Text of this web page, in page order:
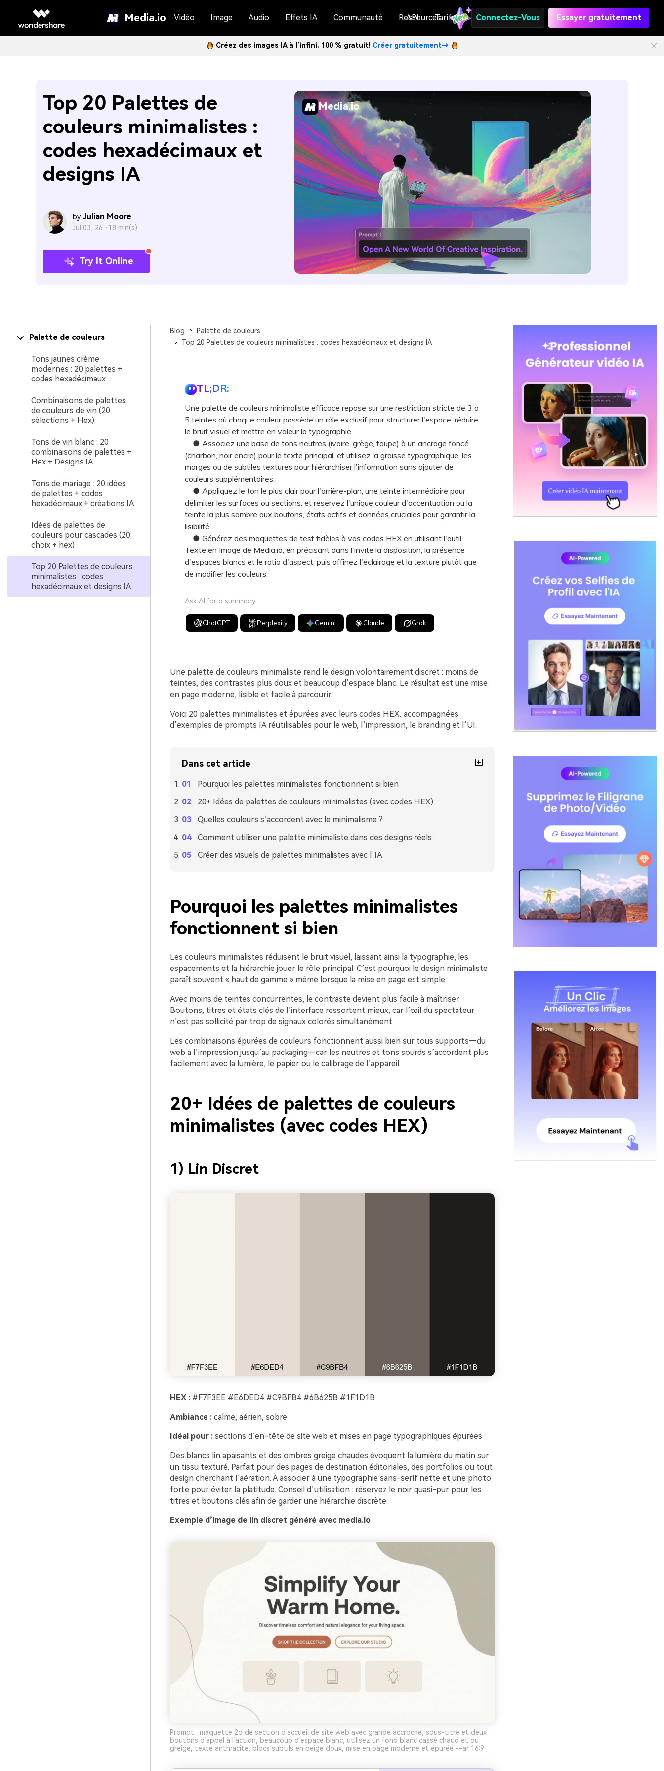
Media.io Vidéo Image Audio Effets IA Communauté Ressources
API Tarifs Connectez-Vous Essayer gratuitement
Créez des images IA à l’infini. 100 % gratuit! Créer gratuitement→
Top 20 Palettes de
couleurs minimalistes :
codes hexadécimaux et
designs IA
by Julian Moore
Jul 03, 26 · 18 min(s)
Try It Online
Media.io
Palette de couleurs
Tons jaunes crème
modernes : 20 palettes +
codes hexadécimaux
Combinaisons de palettes
de couleurs de vin (20
sélections + Hex)
Tons de vin blanc : 20
combinaisons de palettes +
Hex + Designs IA
Tons de mariage : 20 idées
de palettes + codes
hexadécimaux + créations IA
Idées de palettes de
couleurs pour cascades (20
choix + hex)
Top 20 Palettes de couleurs
minimalistes : codes
hexadécimaux et designs IA
Blog
Palette de couleurs
Top 20 Palettes de couleurs minimalistes : codes hexadécimaux et designs IA
TL;DR:
Une palette de couleurs minimaliste efficace repose sur une restriction stricte de 3 à
5 teintes où chaque couleur possède un rôle exclusif pour structurer l'espace, réduire
le bruit visuel et mettre en valeur la typographie.
● Associez une base de tons neutres (ivoire, grège, taupe) à un ancrage foncé
(charbon, noir encre) pour le texte principal, et utilisez la graisse typographique, les
marges ou de subtiles textures pour hiérarchiser l'information sans ajouter de
couleurs supplémentaires.
● Appliquez le ton le plus clair pour l'arrière-plan, une teinte intermédiaire pour
délimiter les surfaces ou sections, et réservez l'unique couleur d'accentuation ou la
teinte la plus sombre aux boutons, états actifs et données cruciales pour garantir la
lisibilité.
● Générez des maquettes de test fidèles à vos codes HEX en utilisant l'outil
Texte en Image de Media.io, en précisant dans l'invite la disposition, la présence
d'espaces blancs et le ratio d'aspect, puis affinez l'éclairage et la texture plutôt que
de modifier les couleurs.
Ask AI for a summary
ChatGPT Perplexity Gemini Claude Grok
Une palette de couleurs minimaliste rend le design volontairement discret : moins de
teintes, des contrastes plus doux et beaucoup d’espace blanc. Le résultat est une mise
en page moderne, lisible et facile à parcourir.
Voici 20 palettes minimalistes et épurées avec leurs codes HEX, accompagnées
d’exemples de prompts IA réutilisables pour le web, l’impression, le branding et l’UI.
Dans cet article
Pourquoi les palettes minimalistes fonctionnent si bien
20+ Idées de palettes de couleurs minimalistes (avec codes HEX)
Quelles couleurs s’accordent avec le minimalisme ?
Comment utiliser une palette minimaliste dans des designs réels
Créer des visuels de palettes minimalistes avec l’IA
Pourquoi les palettes minimalistes
fonctionnent si bien
Les couleurs minimalistes réduisent le bruit visuel, laissant ainsi la typographie, les
espacements et la hiérarchie jouer le rôle principal. C’est pourquoi le design minimaliste
paraît souvent « haut de gamme » même lorsque la mise en page est simple.
Avec moins de teintes concurrentes, le contraste devient plus facile à maîtriser.
Boutons, titres et états clés de l’interface ressortent mieux, car l’œil du spectateur
n’est pas sollicité par trop de signaux colorés simultanément.
Les combinaisons épurées de couleurs fonctionnent aussi bien sur tous supports—du
web à l’impression jusqu’au packaging—car les neutres et tons sourds s’accordent plus
facilement avec la lumière, le papier ou le calibrage de l’appareil.
20+ Idées de palettes de couleurs
minimalistes (avec codes HEX)
1) Lin Discret
HEX :#F7F3EE #E6DED4 #C9BFB4 #6B625B #1F1D1B
Ambiance :calme, aérien, sobre
Idéal pour :sections d’en-tête de site web et mises en page typographiques épurées
Des blancs lin apaisants et des ombres greige chaudes évoquent la lumière du matin sur
un tissu texturé. Parfait pour des pages de destination éditoriales, des portfolios ou tout
design cherchant l’aération. À associer à une typographie sans-serif nette et une photo
forte pour éviter la platitude. Conseil d’utilisation : réservez le noir quasi-pur pour les
titres et boutons clés afin de garder une hiérarchie discrète.
Exemple d’image de lin discret généré avec media.io
Prompt : maquette 2d de section d’accueil de site web avec grande accroche, sous-titre et deux
boutons d’appel à l’action, beaucoup d’espace blanc, utilisez un fond blanc cassé chaud et du
greige, texte anthracite, blocs subtils en beige doux, mise en page moderne et épurée --ar 16:9